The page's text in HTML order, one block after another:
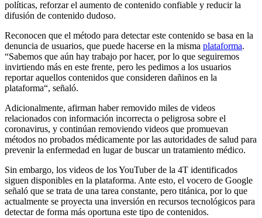
políticas, reforzar el aumento de contenido confiable y reducir la
difusión de contenido dudoso.
Reconocen que el método para detectar este contenido se basa en la
denuncia de usuarios, que puede hacerse en la misma plataforma.
“Sabemos que aún hay trabajo por hacer, por lo que seguiremos
invirtiendo más en este frente, pero les pedimos a los usuarios
reportar aquellos contenidos que consideren dañinos en la
plataforma“, señaló.
Adicionalmente, afirman haber removido miles de videos
relacionados con información incorrecta o peligrosa sobre el
coronavirus, y continúan removiendo videos que promuevan
métodos no probados médicamente por las autoridades de salud para
prevenir la enfermedad en lugar de buscar un tratamiento médico.
Sin embargo, los videos de los YouTuber de la 4T identificados
siguen disponibles en la plataforma. Ante esto, el vocero de Google
señaló que se trata de una tarea constante, pero titánica, por lo que
actualmente se proyecta una inversión en recursos tecnológicos para
detectar de forma más oportuna este tipo de contenidos.